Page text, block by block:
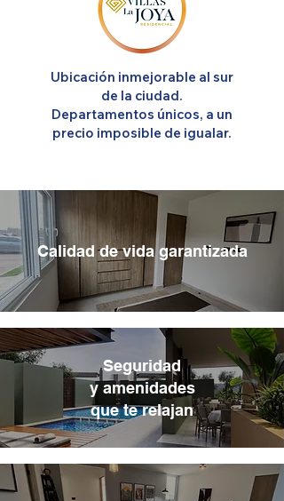
Ubicación inmejorable al sur
de la ciudad.
Departamentos únicos, a un
precio imposible de igualar.
Calidad de vida garantizada
Seguridad
y amenidades
que te relajan